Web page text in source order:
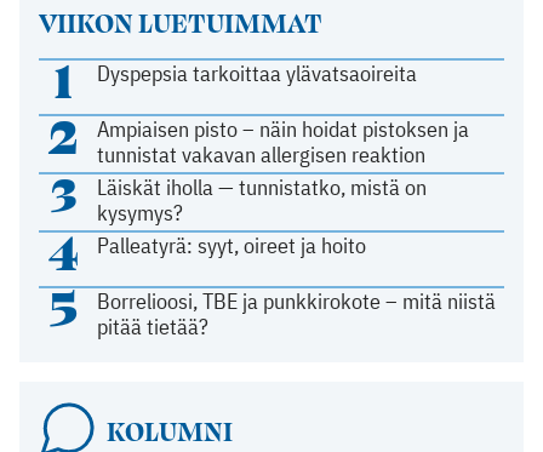
VIIKON LUETUIMMAT
1 Dyspepsia tarkoittaa ylävatsaoireita
2
Ampiaisen pisto – näin hoidat pistoksen ja
tunnistat vakavan allergisen reaktion
3
Läiskät iholla — tunnistatko, mistä on
kysymys?
4 Palleatyrä: syyt, oireet ja hoito
5
Borrelioosi, TBE ja punkkirokote – mitä niistä
pitää tietää?
KOLUMNI